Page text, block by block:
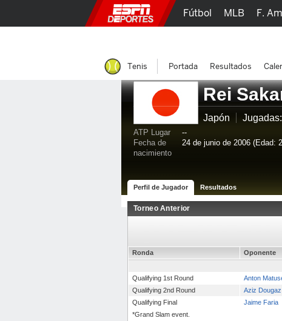
Rei
Japón
ATP Lugar
--
Fecha de
nacimiento
24 de junio de 2006 (Edad:
Perfil de Jugador Resultados
Torneo Anterior
Ronda Oponente
Qualifying 1st Round
Anton
Qualifying 2nd Round
Aziz Dougaz
Qualifying Final
Jaime Faria
*Grand Slam event.
Fútbol MLB F.
Tenis Portada Resultados